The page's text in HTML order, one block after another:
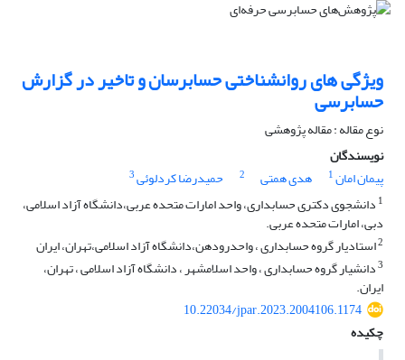
ویژگی های روانشناختی حسابرسان و تاخیر در گزارش
حسابرسی
نوع مقاله : مقاله پژوهشی
نویسندگان
پیمان امان1 هدی همتی 2 حمیدرضا کردلوئی3
1 دانشجوی دکتری حسابداری، واحد امارات متحده عربی،دانشگاه آزاد اسلامی،
دبی، امارات متحده عربی.
2استادیار گروه حسابداری ، واحدرودهن،دانشگاه آزاد اسلامی،تهران، ایران
3دانشیار گروه حسابداری ، واحد اسلامشهر ، دانشگاه آزاد اسلامی ، تهران،
ایران.
10.22034/jpar.2023.2004106.1174
چکیده